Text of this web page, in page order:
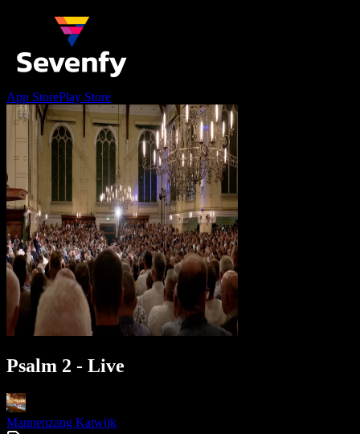
App StorePlay Store
Psalm 2 - Live
Mannenzang Katwijk